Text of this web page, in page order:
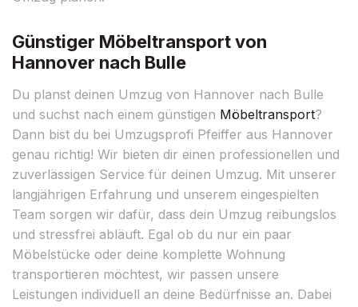
Günstiger Möbeltransport von
Hannover nach Bulle
Du planst deinen Umzug von Hannover nach Bulle
und suchst nach einem günstigen Möbeltransport?
Dann bist du bei Umzugsprofi Pfeiffer aus Hannover
genau richtig! Wir bieten dir einen professionellen und
zuverlässigen Service für deinen Umzug. Mit unserer
langjährigen Erfahrung und unserem eingespielten
Team sorgen wir dafür, dass dein Umzug reibungslos
und stressfrei abläuft. Egal ob du nur ein paar
Möbelstücke oder deine komplette Wohnung
transportieren möchtest, wir passen unsere
Leistungen individuell an deine Bedürfnisse an. Dabei